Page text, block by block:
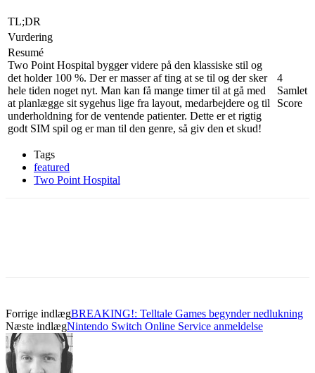
TL;DR
Vurdering
Resumé
Two Point Hospital bygger videre på den klassiske stil og
det holder 100 %. Der er masser af ting at se til og der sker
hele tiden noget nyt. Man kan få mange timer til at gå med
at planlægge sit sygehus lige fra layout, medarbejdere og til
underholdning for de ventende patienter. Dette er et rigtig
godt SIM spil og er man til den genre, så giv den et skud!
4
Samlet
Score
Tags
featured
Two Point Hospital
Forrige indlægBREAKING!: Telltale Games begynder nedlukning
Næste indlægNintendo Switch Online Service anmeldelse